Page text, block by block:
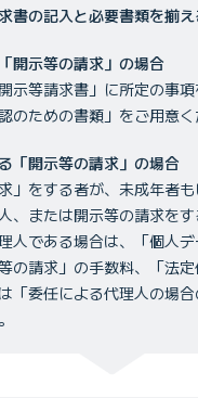
書の記入と必要書類を揃え
開示等の請求」の場合
示等請求書」に所定の事
のための書類」をご用意く
「開示等の請求」の場合
」をする者が、未成年者
、または開示等の請求を
人である場合は、「個人
の請求」の手数料、「法
「委任による代理人の場